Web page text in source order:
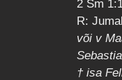
2 Sm
R:
või v
† isa